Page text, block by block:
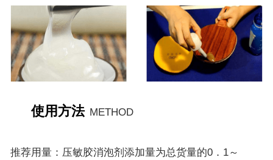
使用方法 METHOD
推荐用量：压敏胶消泡剂添加量为总货量的0．1～